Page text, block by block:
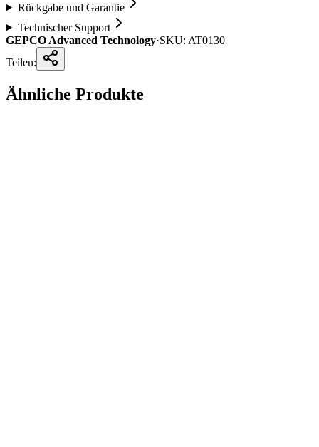
Rückgabe und Garantie
Technischer Support
GEPCO Advanced Technology·SKU: AT0130
Teilen:
Ähnliche Produkte